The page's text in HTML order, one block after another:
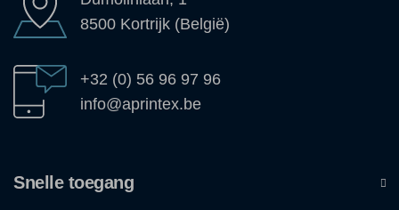
8500 Kortrijk (België)
+32 (0) 56 96 97 96
info@aprintex.be
Snelle toegang